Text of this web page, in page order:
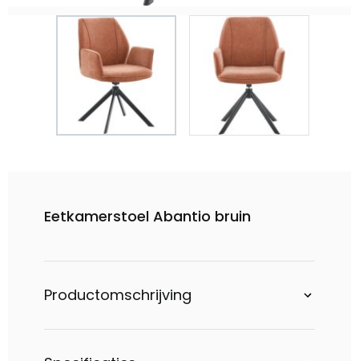
Eetkamerstoel Abantio bruin
Productomschrijving